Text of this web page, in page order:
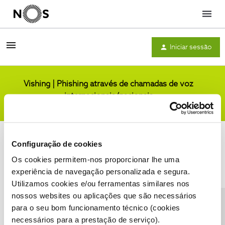
Configuração de cookies
Os cookies permitem-nos proporcionar lhe uma
experiência de navegação personalizada e segura.
Utilizamos cookies e/ou ferramentas similares nos
nossos websites ou aplicações que são necessários
para o seu bom funcionamento técnico (cookies
necessários para a prestação de serviço).
Menu
Iniciar sessão
Vishing | Phishing através de chamadas de voz
internacionais/nacionais
Condições do Fórum NOS Accessibility statement